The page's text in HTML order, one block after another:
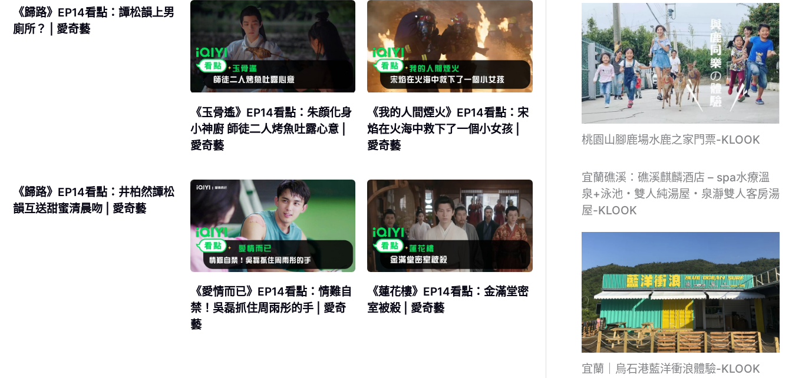
《歸路》EP14看點：譚松韻上男
廁所？ | 愛奇藝
《玉骨遙》EP14看點：朱顔化身
小神廚 師徒二人烤魚吐露心意 |
愛奇藝
《我的人間煙火》EP14看點：宋
焰在火海中救下了一個小女孩 |
愛奇藝
《歸路》EP14看點：井柏然譚松
韻互送甜蜜清晨吻 | 愛奇藝
《愛情而已》EP14看點：情難自
禁！吳磊抓住周雨彤的手 | 愛奇
藝
《蓮花樓》EP14看點：金滿堂密
室被殺 | 愛奇藝
桃園山腳鹿場水鹿之家門票-KLOOK
宜蘭礁溪：礁溪麒麟酒店 – spa水療溫
泉+泳池・雙人純湯屋・泉瀞雙人客房湯
屋-KLOOK
宜蘭｜烏石港藍洋衝浪體驗-KLOOK